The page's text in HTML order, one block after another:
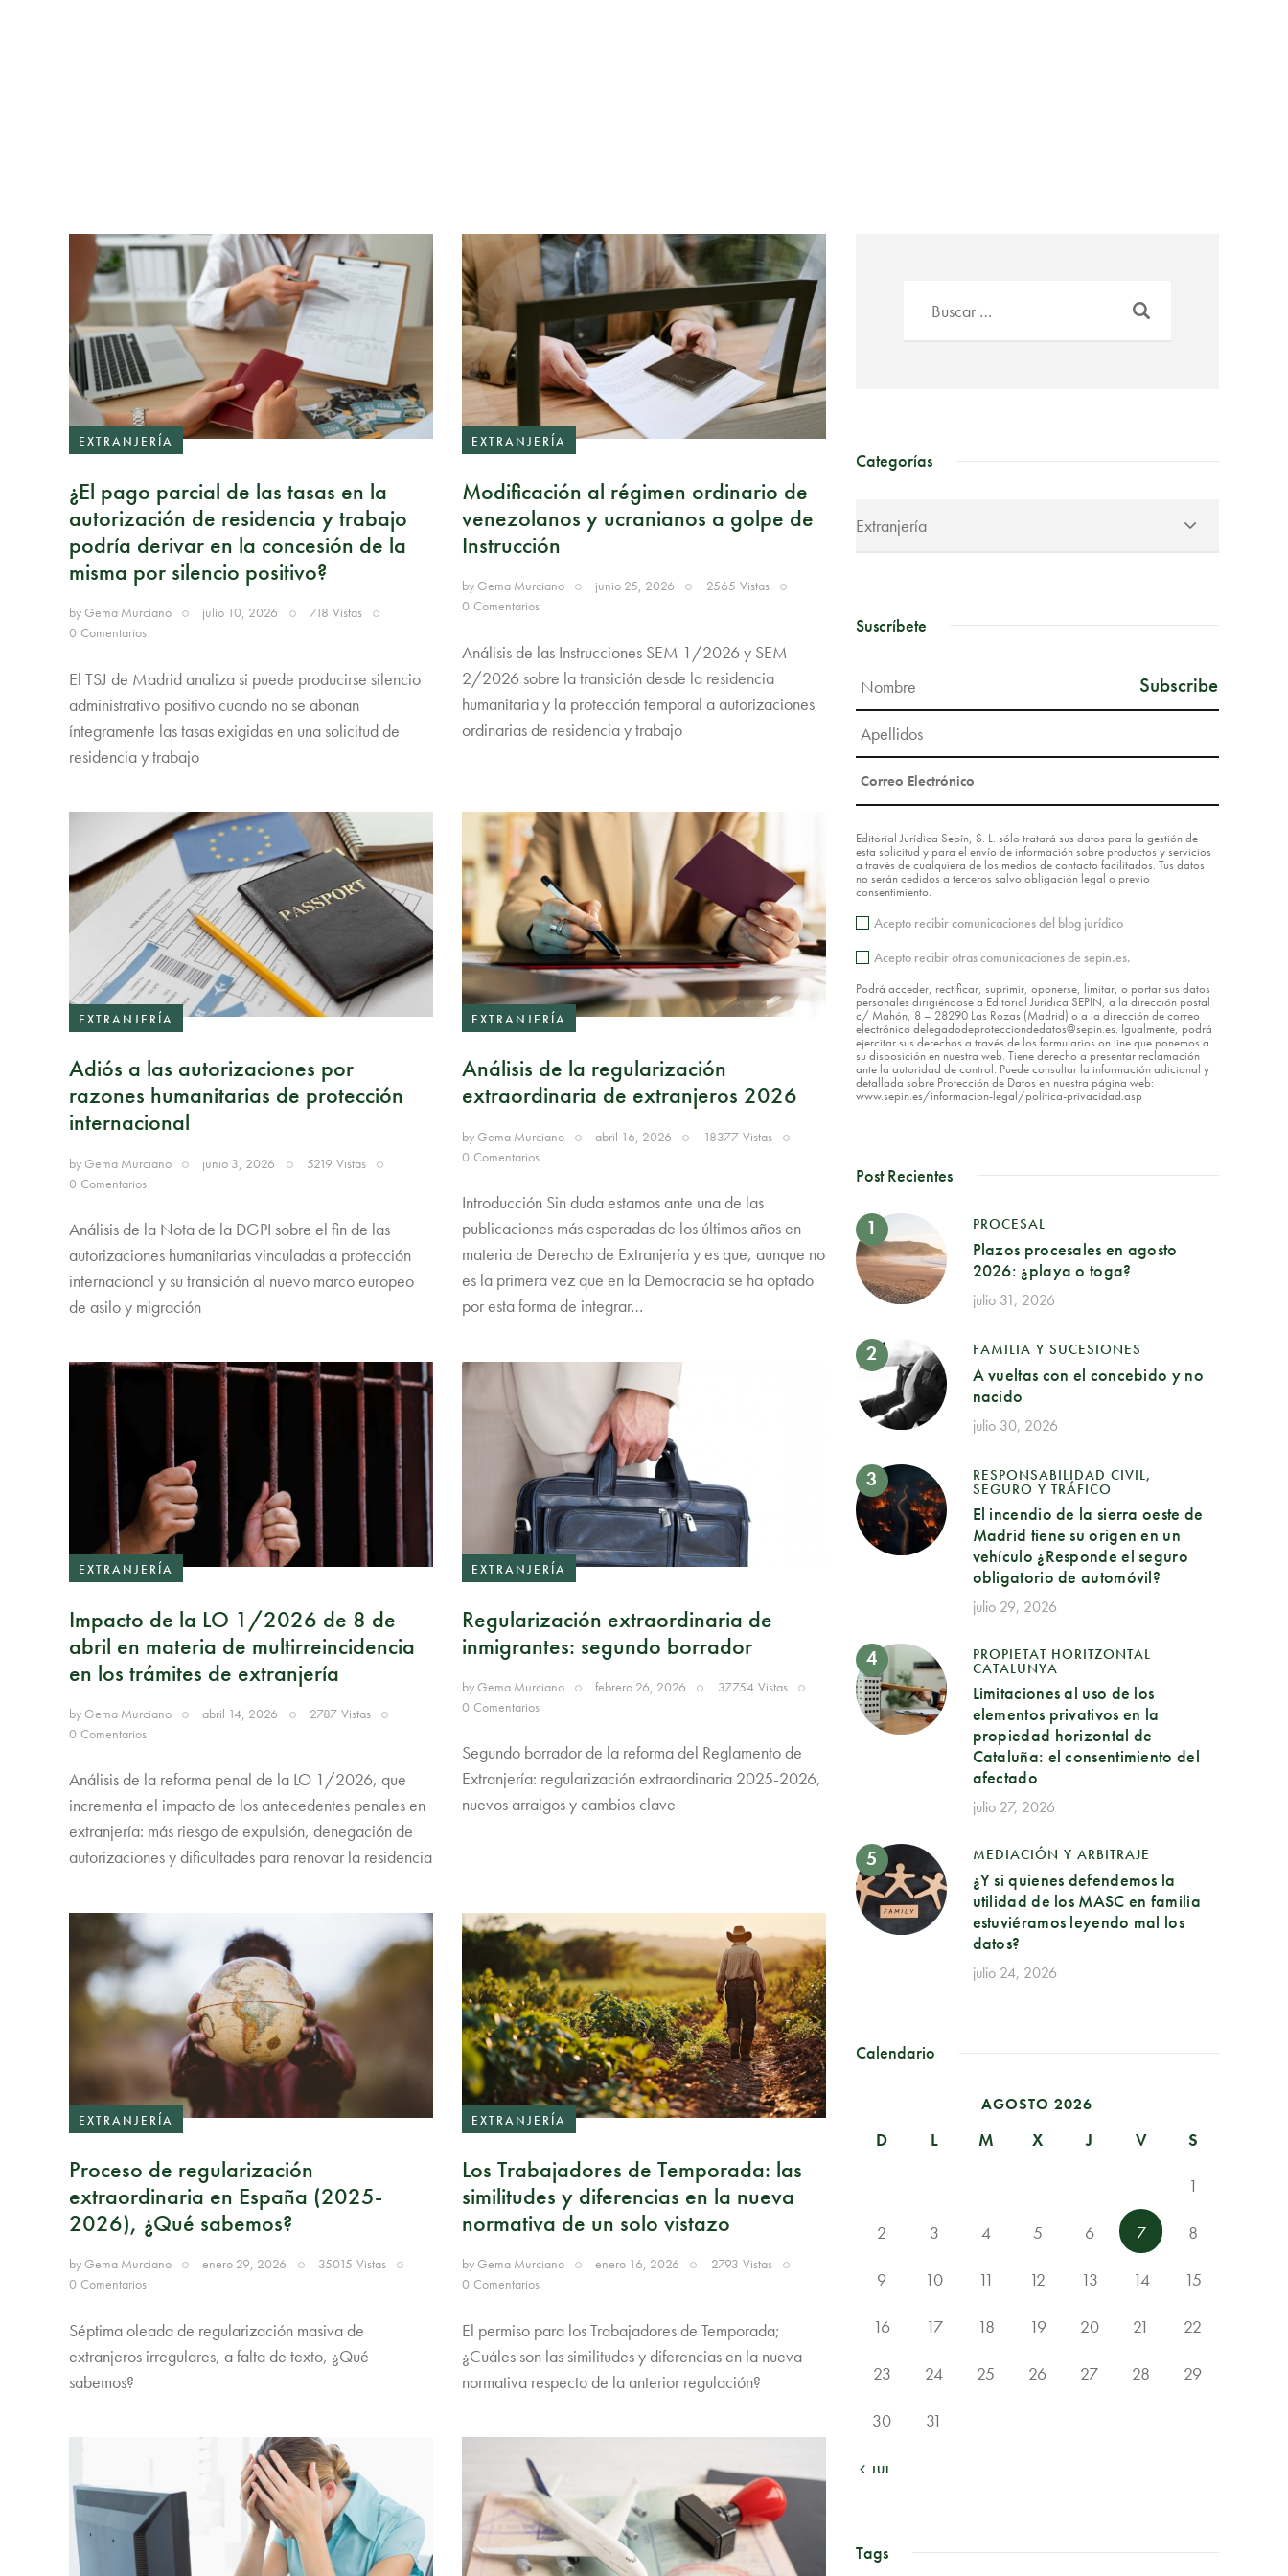
EXTRANJERÍA
¿El pago parcial de las tasas en la
autorización de residencia y trabajo
podría derivar en la concesión de la
misma por silencio positivo?
byGema Murciano julio 10, 2026 718 Vistas
0 Comentarios
El TSJ de Madrid analiza si puede producirse silencio
administrativo positivo cuando no se abonan
íntegramente las tasas exigidas en una solicitud de
residencia y trabajo
EXTRANJERÍA
Modificación al régimen ordinario de
venezolanos y ucranianos a golpe de
Instrucción
byGema Murciano junio 25, 2026 2565 Vistas
0 Comentarios
Análisis de las Instrucciones SEM 1/2026 y SEM
2/2026 sobre la transición desde la residencia
humanitaria y la protección temporal a autorizaciones
ordinarias de residencia y trabajo
EXTRANJERÍA
Adiós a las autorizaciones por
razones humanitarias de protección
internacional
byGema Murciano junio 3, 2026 5219 Vistas
0 Comentarios
Análisis de la Nota de la DGPI sobre el fin de las
autorizaciones humanitarias vinculadas a protección
internacional y su transición al nuevo marco europeo
de asilo y migración
EXTRANJERÍA
Análisis de la regularización
extraordinaria de extranjeros 2026
byGema Murciano abril 16, 2026 18377 Vistas
0 Comentarios
Introducción Sin duda estamos ante una de las
publicaciones más esperadas de los últimos años en
materia de Derecho de Extranjería y es que, aunque no
es la primera vez que en la Democracia se ha optado
por esta forma de integrar…
EXTRANJERÍA
Impacto de la LO 1/2026 de 8 de
abril en materia de multirreincidencia
en los trámites de extranjería
byGema Murciano abril 14, 2026 2787 Vistas
0 Comentarios
Análisis de la reforma penal de la LO 1/2026, que
incrementa el impacto de los antecedentes penales en
extranjería: más riesgo de expulsión, denegación de
autorizaciones y dificultades para renovar la residencia
EXTRANJERÍA
Regularización extraordinaria de
inmigrantes: segundo borrador
byGema Murciano febrero 26, 2026 37754 Vistas
0 Comentarios
Segundo borrador de la reforma del Reglamento de
Extranjería: regularización extraordinaria 2025-2026,
nuevos arraigos y cambios clave
EXTRANJERÍA
Proceso de regularización
extraordinaria en España (2025-
2026), ¿Qué sabemos?
byGema Murciano enero 29, 2026 35015 Vistas
0 Comentarios
Séptima oleada de regularización masiva de
extranjeros irregulares, a falta de texto, ¿Qué
sabemos?
EXTRANJERÍA
Los Trabajadores de Temporada: las
similitudes y diferencias en la nueva
normativa de un solo vistazo
byGema Murciano enero 16, 2026 2793 Vistas
0 Comentarios
El permiso para los Trabajadores de Temporada;
¿Cuáles son las similitudes y diferencias en la nueva
normativa respecto de la anterior regulación?
Categorías
Suscríbete
Editorial Jurídica Sepín, S. L. sólo tratará sus datos para la gestión de
esta solicitud y para el envío de información sobre productos y servicios
a través de cualquiera de los medios de contacto facilitados. Tus datos
no serán cedidos a terceros salvo obligación legal o previo
consentimiento.
Acepto recibir comunicaciones del blog jurídico
Acepto recibir otras comunicaciones de sepin.es.
Podrá acceder, rectificar, suprimir, oponerse, limitar, o portar sus datos
personales dirigiéndose a Editorial Jurídica SEPIN, a la dirección postal
c/ Mahón, 8 – 28290 Las Rozas (Madrid) o a la dirección de correo
electrónico delegadodeprotecciondedatos@sepin.es. Igualmente, podrá
ejercitar sus derechos a través de los formularios on line que ponemos a
su disposición en nuestra web. Tiene derecho a presentar reclamación
ante la autoridad de control. Puede consultar la información adicional y
detallada sobre Protección de Datos en nuestra página web:
www.sepin.es/informacion-legal/politica-privacidad.asp
Post Recientes
PROCESAL
Plazos procesales en agosto
2026: ¿playa o toga?
julio 31, 2026
FAMILIA Y SUCESIONES
A vueltas con el concebido y no
nacido
julio 30, 2026
RESPONSABILIDAD CIVIL,
SEGURO Y TRÁFICO
El incendio de la sierra oeste de
Madrid tiene su origen en un
vehículo ¿Responde el seguro
obligatorio de automóvil?
julio 29, 2026
PROPIETAT HORITZONTAL
CATALUNYA
Limitaciones al uso de los
elementos privativos en la
propiedad horizontal de
Cataluña: el consentimiento del
afectado
julio 27, 2026
MEDIACIÓN Y ARBITRAJE
¿Y si quienes defendemos la
utilidad de los MASC en familia
estuviéramos leyendo mal los
datos?
julio 24, 2026
Calendario
AGOSTO 2026
D L M X J V S
1
2 3 4 5 6 7 8
9 10 11 12 13 14 15
16 17 18 19 20 21 22
23 24 25 26 27 28 29
30 31
« JUL
Tags